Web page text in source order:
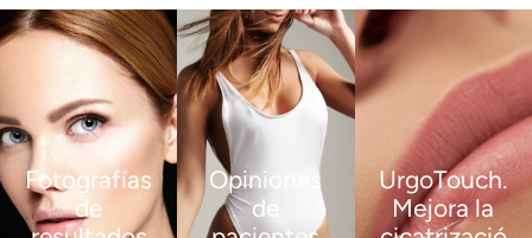
Fotografías
de
Opiniones
de
UrgoTouch.
Mejora la